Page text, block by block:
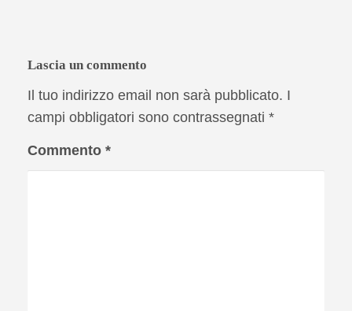
Lascia un commento
Il tuo indirizzo email non sarà pubblicato. I
campi obbligatori sono contrassegnati *
Commento *